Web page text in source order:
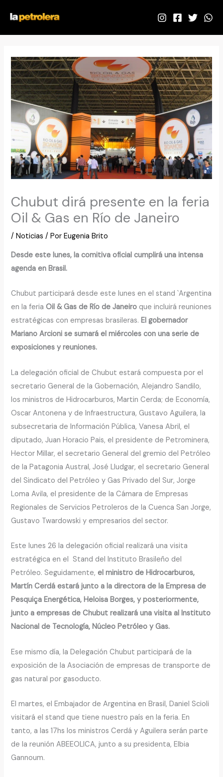
contenido
Chubut dirá presente en la feria
Oil & Gas en Río de Janeiro
/Noticias / PorEugenia Brito
Desde este lunes, la comitiva oficial cumplirá una intensa
agenda en Brasil.
Chubut participará desde este lunes en el stand `Argentina
en la feria Oil & Gas de Río de Janeiro que incluirá reuniones
estratégicas con empresas brasileras.El gobernador
Mariano Arcioni se sumará el miércoles con una serie de
exposiciones y reuniones.
La delegación oficial de Chubut estará compuesta por el
secretario General de la Gobernación, Alejandro Sandilo,
los ministros de Hidrocarburos, Martin Cerda; de Economía,
Oscar Antonena y de Infraestructura, Gustavo Aguilera, la
subsecretaria de Información Pública, Vanesa Abril, el
diputado, Juan Horacio Pais, el presidente de Petrominera,
Hector Millar, el secretario General del gremio del Petróleo
de la Patagonia Austral, José Lludgar, el secretario General
del Sindicato del Petróleo y Gas Privado del Sur, Jorge
Loma Avila, el presidente de la Cámara de Empresas
Regionales de Servicios Petroleros de la Cuenca San Jorge,
Gustavo Twardowski y empresarios del sector.
Este lunes 26 la delegación oficial realizará una visita
estratégica en el Stand del Instituto Brasileño del
Petróleo. Seguidamente,el ministro de Hidrocarburos,
Martín Cerdá estará junto a la directora de la Empresa de
Pesquiça Energética, Heloisa Borges, y posteriormente,
junto a empresas de Chubut realizará una visita al Instituto
Nacional de Tecnología, Núcleo Petróleo y Gas.
Ese mismo día, la Delegación Chubut participará de la
exposición de la Asociación de empresas de transporte de
gas natural por gasoducto.
El martes, el Embajador de Argentina en Brasil, Daniel Scioli
visitará el stand que tiene nuestro país en la feria. En
tanto, a las 17hs los ministros Cerdá y Aguilera serán parte
de la reunión ABEEOLICA, junto a su presidenta, Elbia
Gannoum.